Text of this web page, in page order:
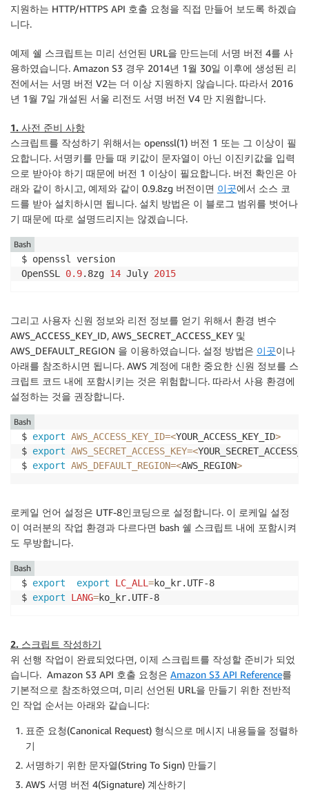
지원하는 HTTP/HTTPS API 호출 요청을 직접 만들어 보도록 하겠습
니다.
예제 쉘 스크립트는 미리 선언된 URL을 만드는데 서명 버전 4를 사
용하였습니다. Amazon S3 경우 2014년 1월 30일 이후에 생성된 리
전에서는 서명 버전 V2는 더 이상 지원하지 않습니다. 따라서 2016
년 1월 7일 개설된 서울 리전도 서명 버전 V4 만 지원합니다.
1. 사전 준비 사항
스크립트를 작성하기 위해서는 openssl(1) 버전 1 또는 그 이상이 필
요합니다. 서명키를 만들 때 키값이 문자열이 아닌 이진키값을 입력
으로 받아야 하기 때문에 버전 1 이상이 필요합니다. 버전 확인은 아
래와 같이 하시고, 예제와 같이 0.9.8zg 버전이면 이곳에서 소스 코
드를 받아 설치하시면 됩니다. 설치 방법은 이 블로그 범위를 벗어나
기 때문에 따로 설명드리지는 않겠습니다.
$ openssl version
OpenSSL 0.9.8zg 14 July 2015
Bash
그리고 사용자 신원 정보와 리전 정보를 얻기 위해서 환경 변수
AWS_ACCESS_KEY_ID, AWS_SECRET_ACCESS_KEY 및
AWS_DEFAULT_REGION 을 이용하였습니다. 설정 방법은 이곳이나
아래를 참조하시면 됩니다. AWS 계정에 대한 중요한 신원 정보를 스
크립트 코드 내에 포함시키는 것은 위험합니다. 따라서 사용 환경에
설정하는 것을 권장합니다.
$ export AWS_ACCESS_KEY_ID=<YOUR_ACCESS_KEY_ID>
$ export AWS_SECRET_ACCESS_KEY=<
$ export AWS_DEFAULT_REGION=<AWS_REGION>
Bash
로케일 언어 설정은 UTF-8인코딩으로 설정합니다. 이 로케일 설정
이 여러분의 작업 환경과 다르다면 bash 쉘 스크립트 내에 포함시켜
도 무방합니다.
$ export export LC_ALL =ko_kr.UTF-8
$ export LANG=ko_kr.UTF-8
Bash
2. 스크립트 작성하기
위 선행 작업이 완료되었다면, 이제 스크립트를 작성할 준비가 되었
습니다. Amazon S3 API 호출 요청은 Amazon S3 API Reference를
기본적으로 참조하였으며, 미리 선언된 URL을 만들기 위한 전반적
인 작업 순서는 아래와 같습니다:
표준 요청(Canonical Request) 형식으로 메시지 내용들을 정렬하
기
서명하기 위한 문자열(String To Sign) 만들기
AWS 서명 버전 4(Signature) 계산하기